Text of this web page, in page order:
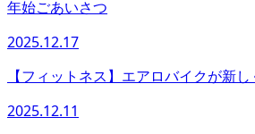
年始ごあいさつ
2025.12.17
【フィットネス】エアロバイクが新し
2025.12.11